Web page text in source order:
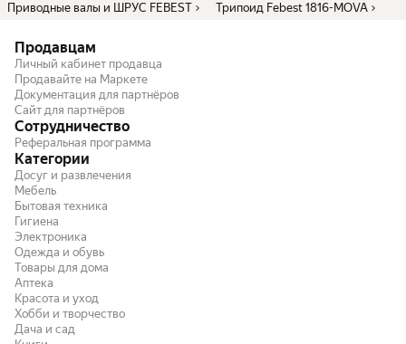
Приводные валы и ШРУС FEBEST
Трипоид Febest 1816-MOVA
Продавцам
Личный кабинет продавца
Продавайте на Маркете
Документация для партнёров
Сайт для партнёров
Сотрудничество
Реферальная программа
Категории
Досуг и развлечения
Мебель
Бытовая техника
Гигиена
Электроника
Одежда и обувь
Товары для дома
Аптека
Красота и уход
Хобби и творчество
Дача и сад